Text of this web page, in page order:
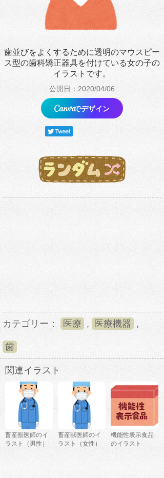
歯並びをよくするために透明のマウスピー
ス型の歯科矯正器具を付けている女の子の
イラストです。
公開日：2020/04/06
でデザイン
カテゴリー： 医療 , 医療機器 ,
歯
関連イラスト
畜産獣医師のイ
ラスト（男性）
畜産獣医師のイ
ラスト（女性）
機能性表示食品
のイラスト